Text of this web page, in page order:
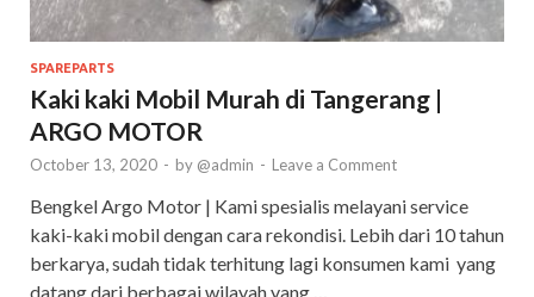
SPAREPARTS
Kaki kaki Mobil Murah di Tangerang |
ARGO MOTOR
October 13, 2020 - by @admin - Leave a Comment
Bengkel Argo Motor | Kami spesialis melayani service
kaki-kaki mobil dengan cara rekondisi. Lebih dari 10 tahun
berkarya, sudah tidak terhitung lagi konsumen kami yang
datang dari berbagai wilayah yang …